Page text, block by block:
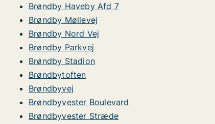
Brøndby Haveby Afd 7
Brøndby Møllevej
Brøndby Nord Vej
Brøndby Parkvej
Brøndby Stadion
Brøndbytoften
Brøndbyvej
Brøndbyvester Boulevard
Brøndbyvester Stræde